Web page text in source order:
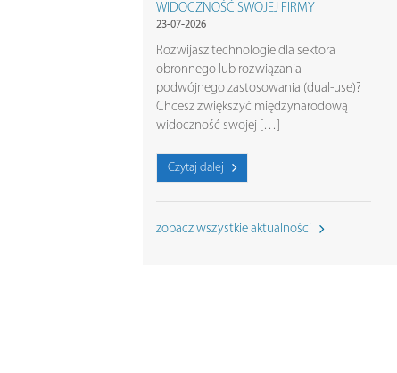
WIDOCZNOŚĆ SWOJEJ FIRMY
23-07-2026
Rozwijasz technologie dla sektora
obronnego lub rozwiązania
podwójnego zastosowania (dual-use)?
Chcesz zwiększyć międzynarodową
widoczność swojej […]
Czytaj dalej
zobacz wszystkie aktualności